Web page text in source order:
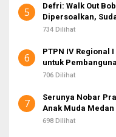
5
Defri: Walk Out
Dipersoalkan,
734 Dilihat
6
PTPN IV Regional
untuk
706 Dilihat
7
Serunya Nobar
Anak Muda
698 Dilihat